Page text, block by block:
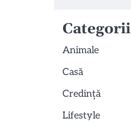
Categorii
Animale
Casă
Credință
Lifestyle